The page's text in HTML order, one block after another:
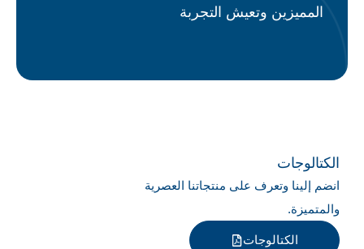
المميزين وتعيش التجربة
الكتالوجات
انضم إلينا وتعرف على منتجاتنا العصرية
والمتميزة.
الكتالوجات